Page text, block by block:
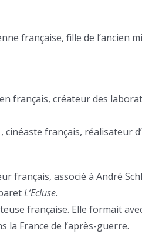
française, fille de l’ancien
français, créateur des
cinéaste français, réalisateur d’
français, associé à André
L’Ecluse.
française. Elle formait
la France de l’après-guerre.